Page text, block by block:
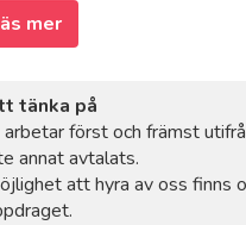
mer
tänka på
arbetar först och främst
annat avtalats.
att hyra av oss finns